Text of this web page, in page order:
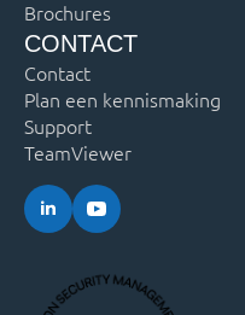
Brochures
CONTACT
Contact
Plan een kennismaking
Support
TeamViewer